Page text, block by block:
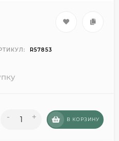
R57853
- + В КОРЗИНУ